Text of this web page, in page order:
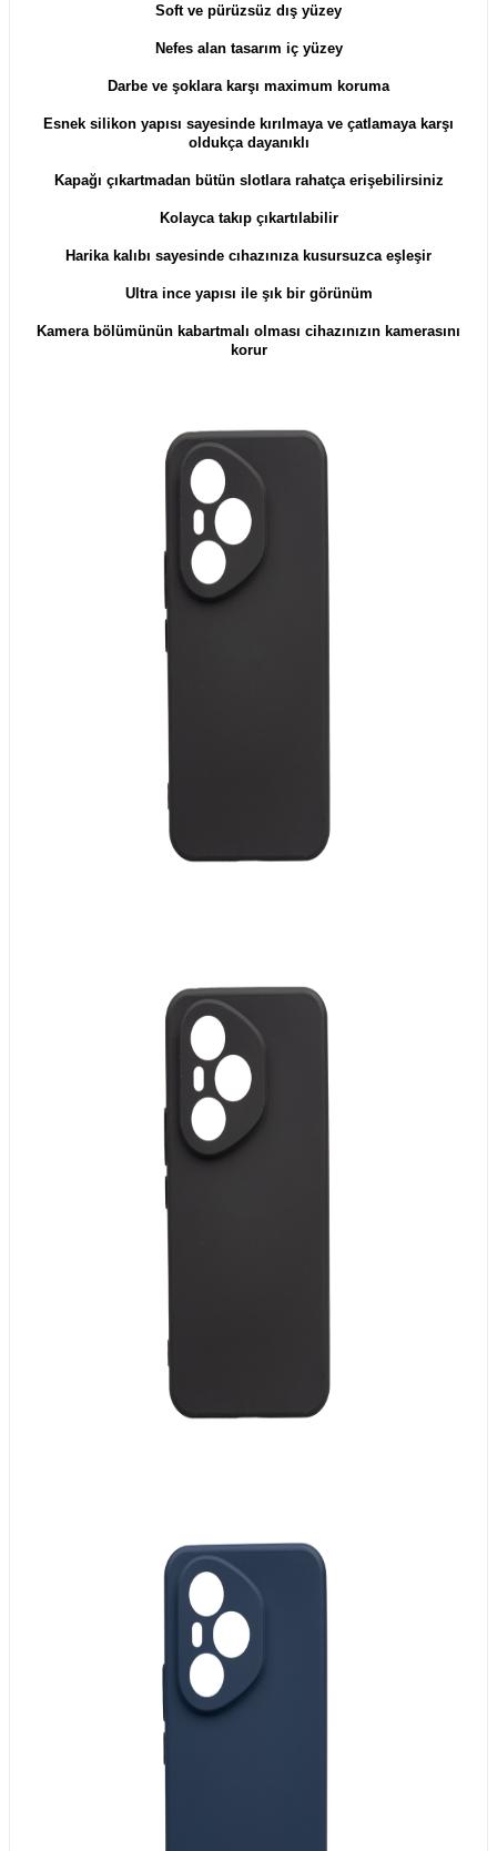
​​Soft ve pürüzsüz dış yüzey
Nefes alan tasarım iç yüzey
Darbe ve şoklara karşı maximum koruma
Esnek silikon yapısı sayesinde kırılmaya ve çatlamaya karşı
oldukça dayanıklı
Kapağı çıkartmadan bütün slotlara rahatça erişebilirsiniz
Kolayca takıp çıkartılabilir
Harika kalıbı sayesinde cıhazınıza kusursuzca eşleşir
Ultra ince yapısı ile şık bir görünüm
Kamera bölümünün kabartmalı olması cihazınızın kamerasını
korur